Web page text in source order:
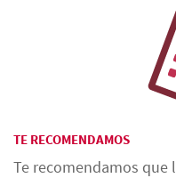
TE RECOMENDAMOS
Te recomendamos que